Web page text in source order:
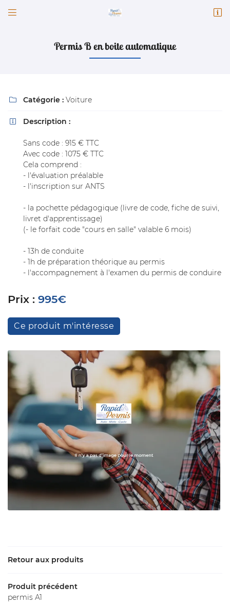

- Permis
Label

Une question
02 54 77 30 23
Adresse email de réception
Code Captcha
Rafraîchir le captcha
En cochant cette case, vous consentez à recevoir nos propositions
commerciales à l'adresse email indiqué ci-dessus. Vous pouvez vous désinscrire
Inscription
Permis B en boite automatique
 Catégorie : Voiture
 Description :
Sans code : 915 € TTC
Avec code : 1075 € TTC
Cela comprend :
- l'évaluation préalable
- l'inscription sur ANTS
- la pochette pédagogique (livre de code, fiche de suivi,
livret d'apprentissage)
(- le forfait code "cours en salle" valable 6 mois)
- 13h de conduite
- 1h de préparation théorique au permis
- l'accompagnement à l'examen du permis de conduire
Prix : 995€
Ce produit m'intéresse
Retour aux produits
Produit précédent
permis A1